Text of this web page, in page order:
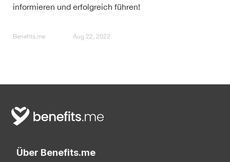
informieren und erfolgreich führen!
Benefits.me Aug 22, 2022
Über Benefits.me